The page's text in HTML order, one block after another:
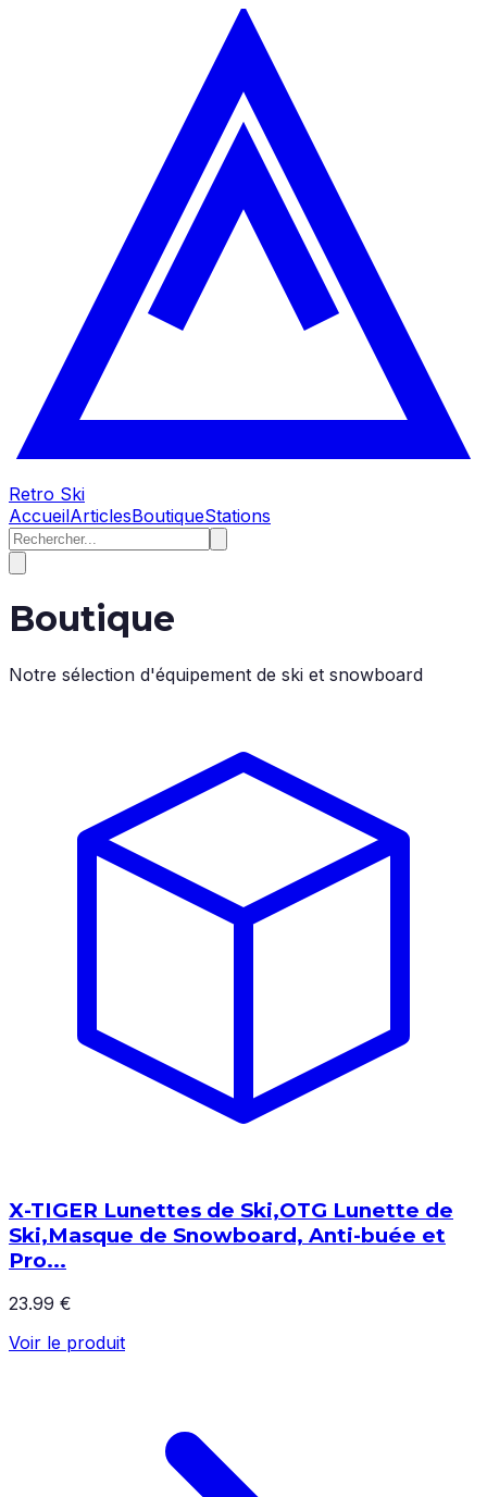
Retro Ski
AccueilArticlesBoutiqueStations
Boutique
Notre sélection d'équipement de ski et snowboard
X-TIGER Lunettes de Ski,OTG Lunette de
Ski,Masque de Snowboard, Anti-buée et
Pro...
23.99 €
Voir le produit